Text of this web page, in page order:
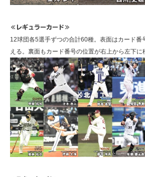
≪レギュラーカード≫
12球団各5選手ずつの合計60種。表面はカード番
える。裏面もカード番号の位置が右上から左下に